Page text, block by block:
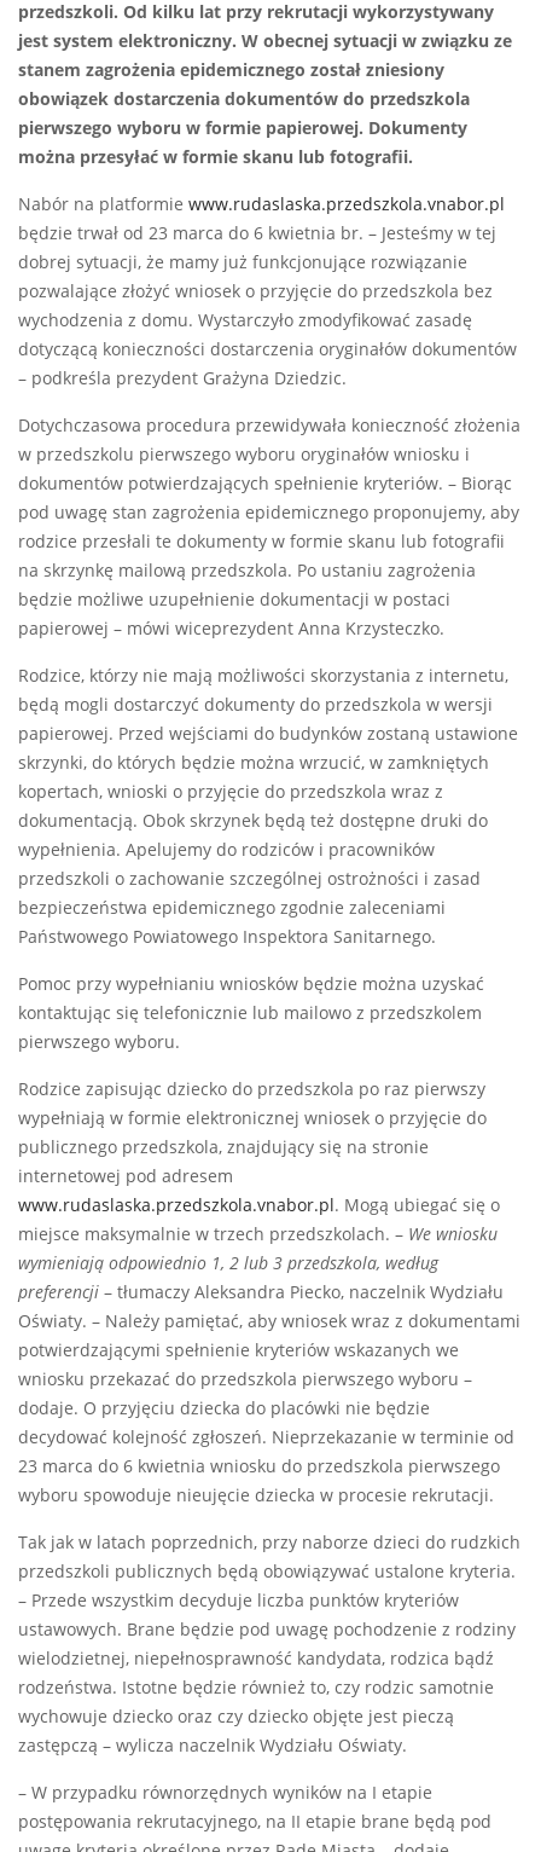
przedszkoli. Od kilku lat przy rekrutacji wykorzystywany
jest system elektroniczny. W obecnej sytuacji w związku ze
stanem zagrożenia epidemicznego został zniesiony
obowiązek dostarczenia dokumentów do przedszkola
pierwszego wyboru w formie papierowej. Dokumenty
można przesyłać w formie skanu lub fotografii.
Nabór na platformie www.rudaslaska.przedszkola.vnabor.pl
będzie trwał od 23 marca do 6 kwietnia br. – Jesteśmy w tej
dobrej sytuacji, że mamy już funkcjonujące rozwiązanie
pozwalające złożyć wniosek o przyjęcie do przedszkola bez
wychodzenia z domu. Wystarczyło zmodyfikować zasadę
dotyczącą konieczności dostarczenia oryginałów dokumentów
– podkreśla prezydent Grażyna Dziedzic.
Dotychczasowa procedura przewidywała konieczność złożenia
w przedszkolu pierwszego wyboru oryginałów wniosku i
dokumentów potwierdzających spełnienie kryteriów. – Biorąc
pod uwagę stan zagrożenia epidemicznego proponujemy, aby
rodzice przesłali te dokumenty w formie skanu lub fotografii
na skrzynkę mailową przedszkola. Po ustaniu zagrożenia
będzie możliwe uzupełnienie dokumentacji w postaci
papierowej – mówi wiceprezydent Anna Krzysteczko.
Rodzice, którzy nie mają możliwości skorzystania z internetu,
będą mogli dostarczyć dokumenty do przedszkola w wersji
papierowej. Przed wejściami do budynków zostaną ustawione
skrzynki, do których będzie można wrzucić, w zamkniętych
kopertach, wnioski o przyjęcie do przedszkola wraz z
dokumentacją. Obok skrzynek będą też dostępne druki do
wypełnienia. Apelujemy do rodziców i pracowników
przedszkoli o zachowanie szczególnej ostrożności i zasad
bezpieczeństwa epidemicznego zgodnie zaleceniami
Państwowego Powiatowego Inspektora Sanitarnego.
Pomoc przy wypełnianiu wniosków będzie można uzyskać
kontaktując się telefonicznie lub mailowo z przedszkolem
pierwszego wyboru.
Rodzice zapisując dziecko do przedszkola po raz pierwszy
wypełniają w formie elektronicznej wniosek o przyjęcie do
publicznego przedszkola, znajdujący się na stronie
internetowej pod adresem
www.rudaslaska.przedszkola.vnabor.pl. Mogą ubiegać się o
miejsce maksymalnie w trzech przedszkolach. – We wniosku
wymieniają odpowiednio 1, 2 lub 3 przedszkola, według
preferencji – tłumaczy Aleksandra Piecko, naczelnik Wydziału
Oświaty. – Należy pamiętać, aby wniosek wraz z dokumentami
potwierdzającymi spełnienie kryteriów wskazanych we
wniosku przekazać do przedszkola pierwszego wyboru –
dodaje. O przyjęciu dziecka do placówki nie będzie
decydować kolejność zgłoszeń. Nieprzekazanie w terminie od
23 marca do 6 kwietnia wniosku do przedszkola pierwszego
wyboru spowoduje nieujęcie dziecka w procesie rekrutacji.
Tak jak w latach poprzednich, przy naborze dzieci do rudzkich
przedszkoli publicznych będą obowiązywać ustalone kryteria.
– Przede wszystkim decyduje liczba punktów kryteriów
ustawowych. Brane będzie pod uwagę pochodzenie z rodziny
wielodzietnej, niepełnosprawność kandydata, rodzica bądź
rodzeństwa. Istotne będzie również to, czy rodzic samotnie
wychowuje dziecko oraz czy dziecko objęte jest pieczą
zastępczą – wylicza naczelnik Wydziału Oświaty.
– W przypadku równorzędnych wyników na I etapie
postępowania rekrutacyjnego, na II etapie brane będą pod